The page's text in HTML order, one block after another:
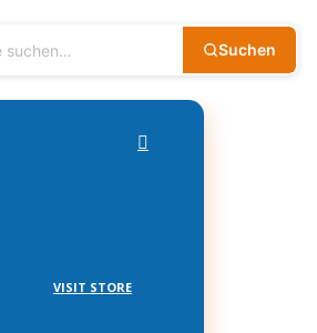
Suchen
VISIT STORE